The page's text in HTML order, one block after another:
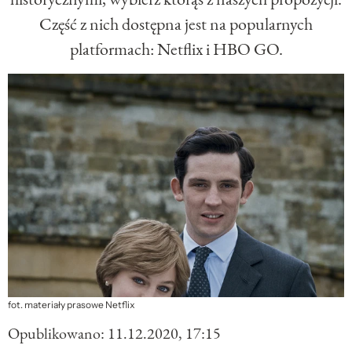
Część z nich dostępna jest na popularnych
platformach: Netflix i HBO GO.
fot. materiały prasowe Netflix
Opublikowano: 11.12.2020, 17:15